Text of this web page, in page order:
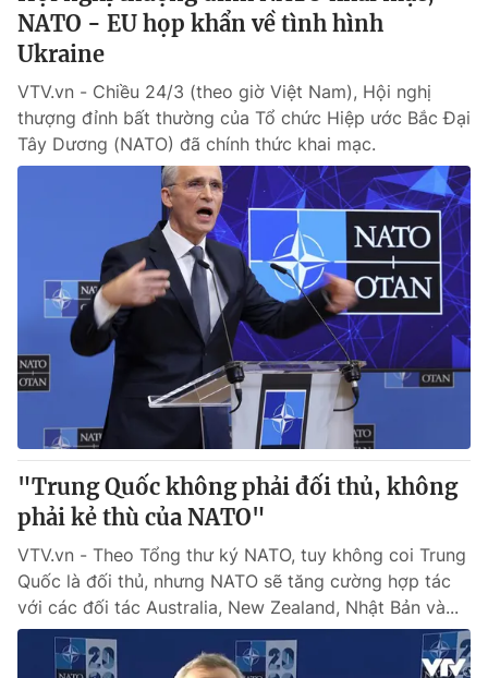
NATO - EU họp khẩn về tình hình
Ukraine
VTV.vn - Chiều 24/3 (theo giờ Việt Nam), Hội nghị
thượng đỉnh bất thường của Tổ chức Hiệp ước Bắc Đại
Tây Dương (NATO) đã chính thức khai mạc.
"Trung Quốc không phải đối thủ, không
phải kẻ thù của NATO"
VTV.vn - Theo Tổng thư ký NATO, tuy không coi Trung
Quốc là đối thủ, nhưng NATO sẽ tăng cường hợp tác
với các đối tác Australia, New Zealand, Nhật Bản và...